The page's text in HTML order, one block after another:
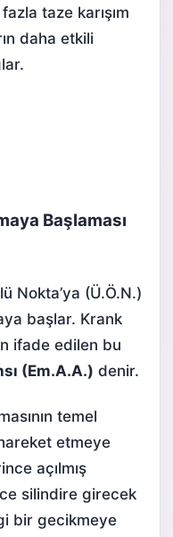
taze karışım
daha etkili
Başlaması
Nokta’ya (Ü.Ö.N.)
başlar. Krank
ifade edilen bu
(Em.A.A.) denir.
temel
etmeye
açılmış
silindire girecek
bir gecikmeye